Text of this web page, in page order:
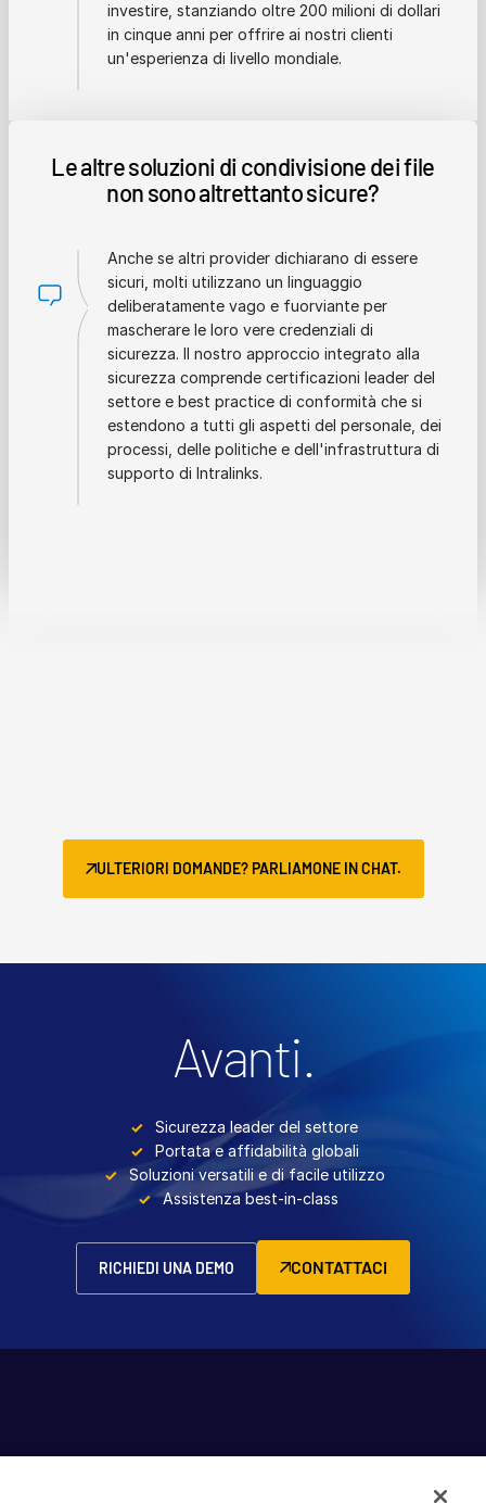
investire, stanziando oltre 200 milioni di dollari
in cinque anni per offrire ai nostri clienti
un'esperienza di livello mondiale.
Le altre soluzioni di condivisione dei file
non sono altrettanto sicure?
Anche se altri provider dichiarano di essere
sicuri, molti utilizzano un linguaggio
deliberatamente vago e fuorviante per
mascherare le loro vere credenziali di
sicurezza. Il nostro approccio integrato alla
sicurezza comprende certificazioni leader del
settore e best practice di conformità che si
estendono a tutti gli aspetti del personale, dei
processi, delle politiche e dell'infrastruttura di
supporto di Intralinks.
ULTERIORI DOMANDE? PARLIAMONE IN CHAT.
Avanti.
RICHIEDI UNA DEMO CONTATTACI
Sicurezza leader del settore
Portata e affidabilità globali
Soluzioni versatili e di facile utilizzo
Assistenza best-in-class